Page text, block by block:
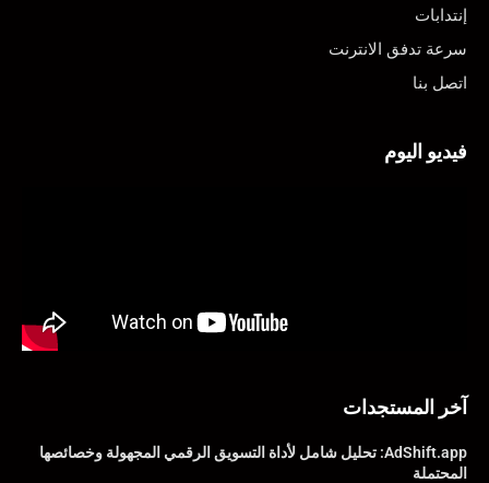
إنتدابات
سرعة تدفق الانترنت
اتصل بنا
فيديو اليوم
آخر المستجدات
AdShift.app: تحليل شامل لأداة التسويق الرقمي المجهولة وخصائصها
المحتملة